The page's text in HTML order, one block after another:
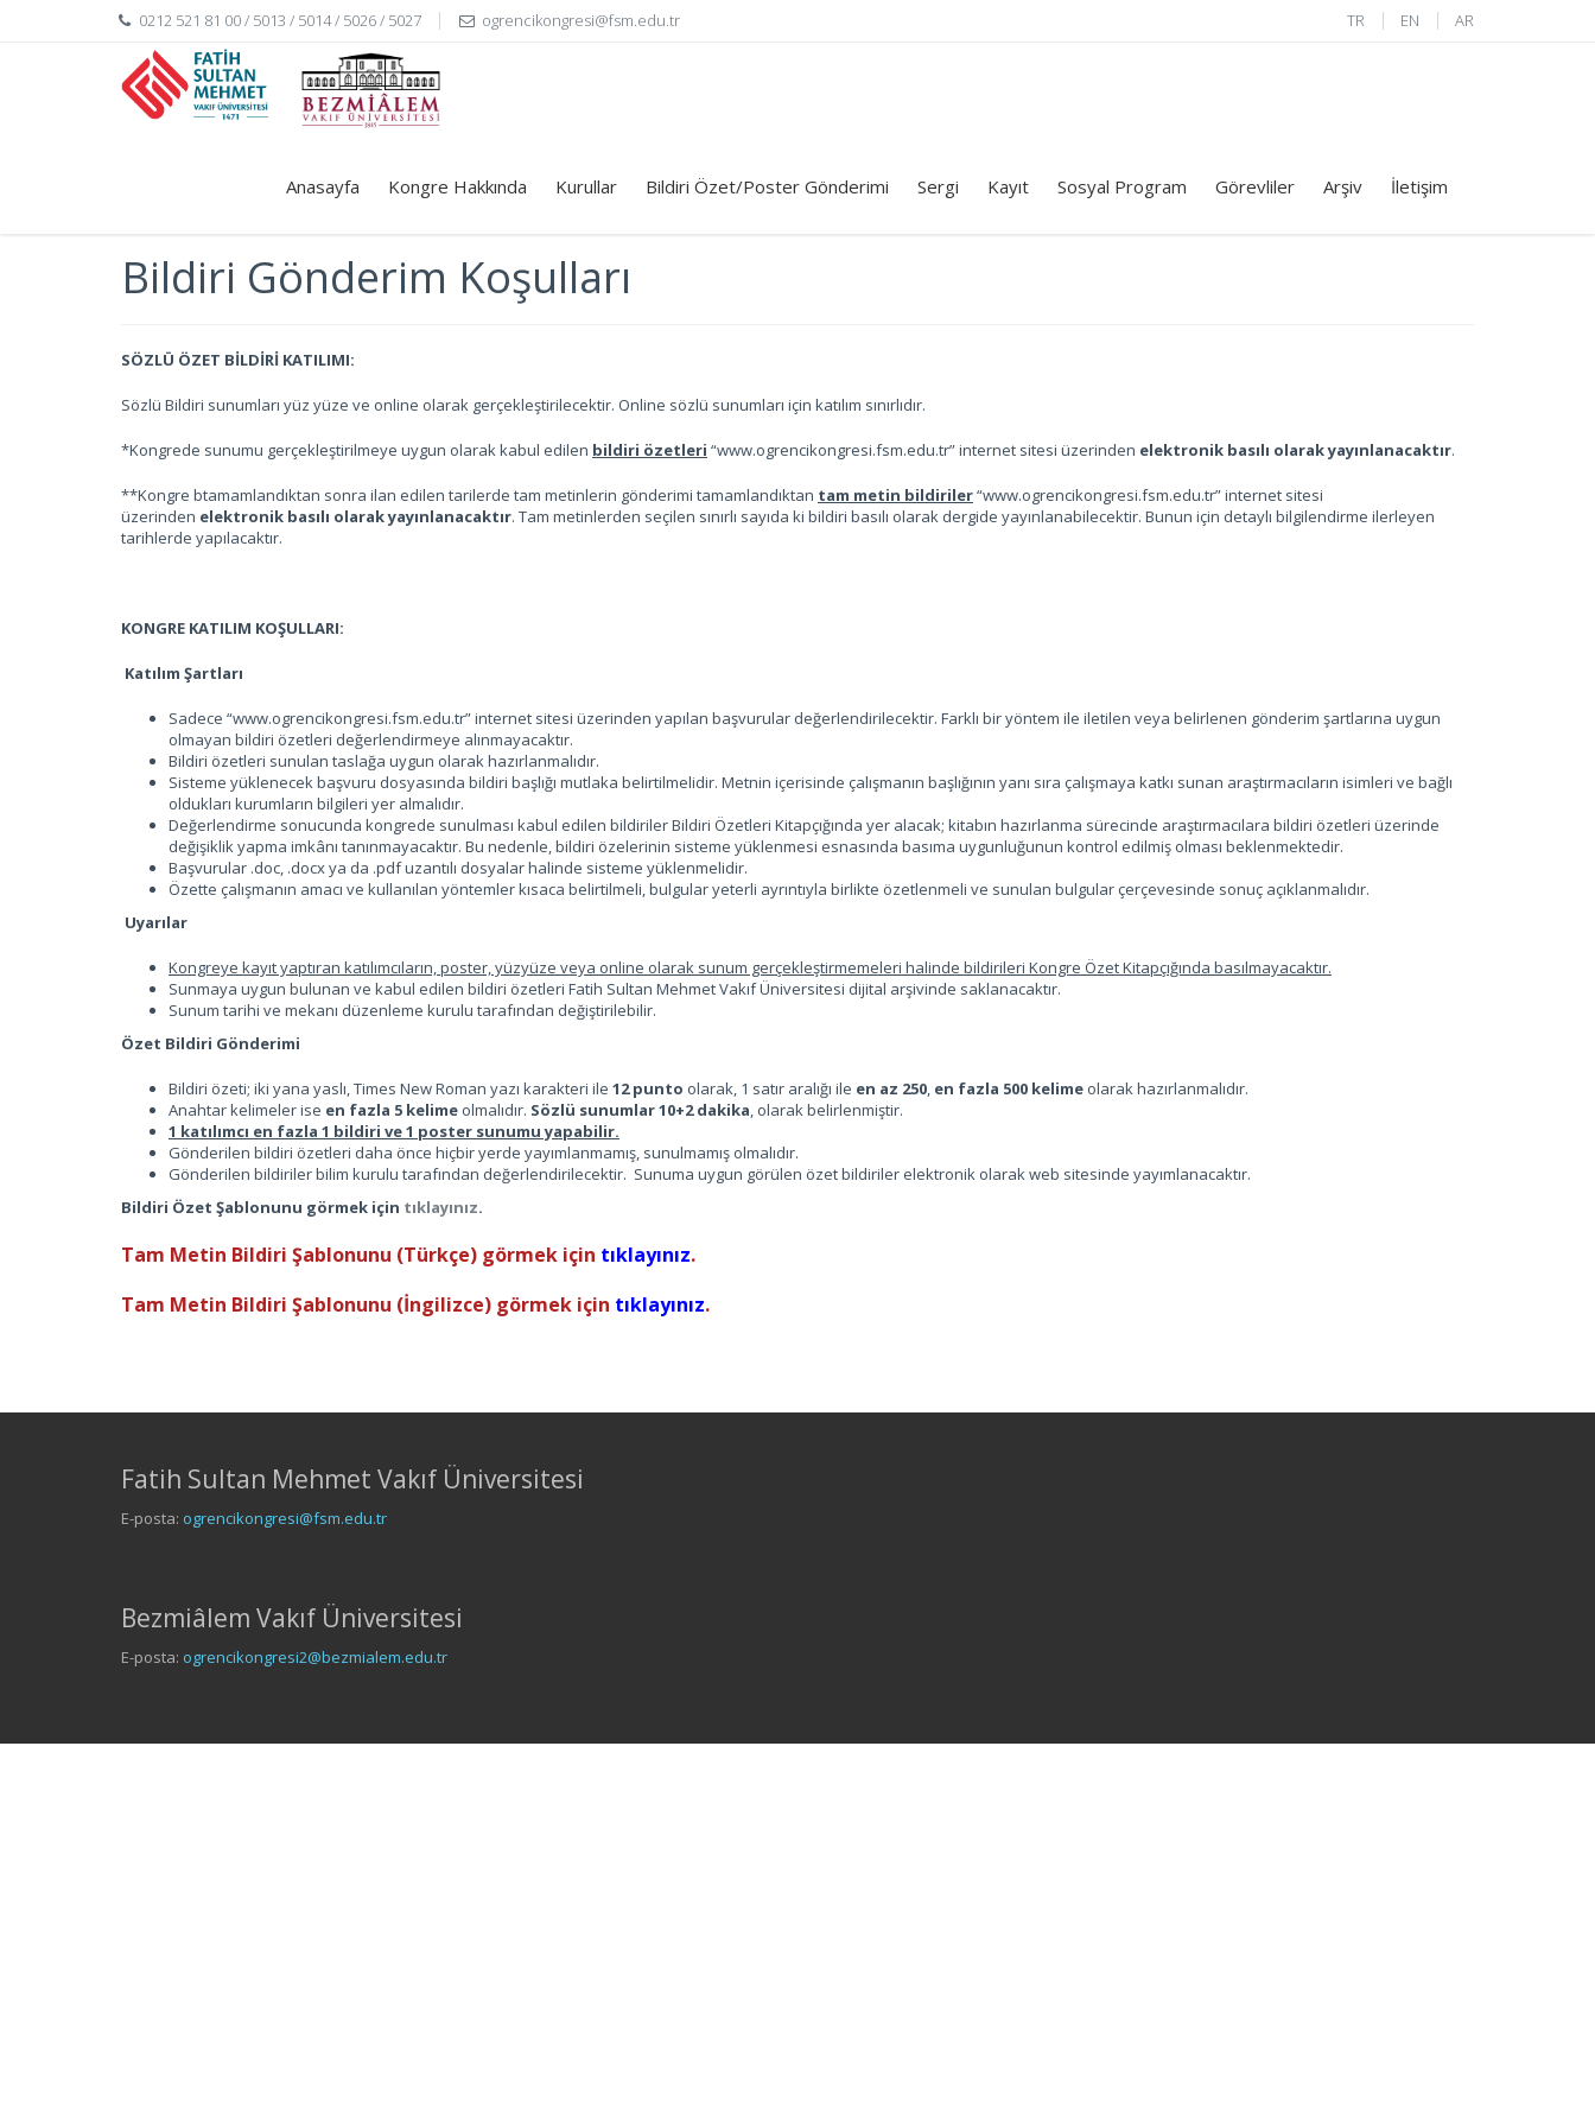
0212 521 81 00 / 5013 / 5014 / 5026 / 5027 ogrencikongresi@fsm.edu.tr TR EN AR
Anasayfa Kongre Hakkında Kurullar Bildiri Özet/Poster Gönderimi Sergi Kayıt Sosyal Program Görevliler Arşiv İletişim
Bildiri Gönderim Koşulları
SÖZLÜ ÖZET BİLDİRİ KATILIMI:
Sözlü Bildiri sunumları yüz yüze ve online olarak gerçekleştirilecektir. Online sözlü sunumları için katılım sınırlıdır.
*Kongrede sunumu gerçekleştirilmeye uygun olarak kabul edilen bildiri özetleri “www.ogrencikongresi.fsm.edu.tr” internet sitesi üzerinden elektronik basılı olarak yayınlanacaktır.
**Kongre btamamlandıktan sonra ilan edilen tarilerde tam metinlerin gönderimi tamamlandıktan tam metin bildiriler“www.ogrencikongresi.fsm.edu.tr” internet sitesi
üzerinden elektronik basılı olarak yayınlanacaktır. Tam metinlerden seçilen sınırlı sayıda ki bildiri basılı olarak dergide yayınlanabilecektir. Bunun için detaylı bilgilendirme ilerleyen
tarihlerde yapılacaktır.
KONGRE KATILIM KOŞULLARI:
Katılım Şartları
Sadece “www.ogrencikongresi.fsm.edu.tr” internet sitesi üzerinden yapılan başvurular değerlendirilecektir. Farklı bir yöntem ile iletilen veya belirlenen gönderim şartlarına uygun
olmayan bildiri özetleri değerlendirmeye alınmayacaktır.
Bildiri özetleri sunulan taslağa uygun olarak hazırlanmalıdır.
Sisteme yüklenecek başvuru dosyasında bildiri başlığı mutlaka belirtilmelidir. Metnin içerisinde çalışmanın başlığının yanı sıra çalışmaya katkı sunan araştırmacıların isimleri ve bağlı
oldukları kurumların bilgileri yer almalıdır.
Değerlendirme sonucunda kongrede sunulması kabul edilen bildiriler Bildiri Özetleri Kitapçığında yer alacak; kitabın hazırlanma sürecinde araştırmacılara bildiri özetleri üzerinde
değişiklik yapma imkânı tanınmayacaktır. Bu nedenle, bildiri özelerinin sisteme yüklenmesi esnasında basıma uygunluğunun kontrol edilmiş olması beklenmektedir.
Başvurular .doc, .docx ya da .pdf uzantılı dosyalar halinde sisteme yüklenmelidir.
Özette çalışmanın amacı ve kullanılan yöntemler kısaca belirtilmeli, bulgular yeterli ayrıntıyla birlikte özetlenmeli ve sunulan bulgular çerçevesinde sonuç açıklanmalıdır.
Uyarılar
Kongreye kayıt yaptıran katılımcıların, poster, yüzyüze veya online olarak sunum gerçekleştirmemeleri halinde bildirileri Kongre Özet Kitapçığında basılmayacaktır.
Sunmaya uygun bulunan ve kabul edilen bildiri özetleri Fatih Sultan Mehmet Vakıf Üniversitesi dijital arşivinde saklanacaktır.
Sunum tarihi ve mekanı düzenleme kurulu tarafından değiştirilebilir.
Özet Bildiri Gönderimi
Bildiri özeti; iki yana yaslı, Times New Roman yazı karakteri ile 12 punto olarak, 1 satır aralığı ile en az 250, en fazla 500 kelime olarak hazırlanmalıdır.
Anahtar kelimeler ise en fazla 5 kelime olmalıdır. Sözlü sunumlar 10+2 dakika, olarak belirlenmiştir.
1 katılımcı en fazla 1 bildiri ve 1 poster sunumu yapabilir.
Gönderilen bildiri özetleri daha önce hiçbir yerde yayımlanmamış, sunulmamış olmalıdır.
Gönderilen bildiriler bilim kurulu tarafından değerlendirilecektir. Sunuma uygun görülen özet bildiriler elektronik olarak web sitesinde yayımlanacaktır.
Bildiri Özet Şablonunu görmek için tıklayınız.
Tam Metin Bildiri Şablonunu (Türkçe) görmek için tıklayınız.
Tam Metin Bildiri Şablonunu (İngilizce) görmek için tıklayınız.
Fatih Sultan Mehmet Vakıf Üniversitesi
E-posta: ogrencikongresi@fsm.edu.tr
Bezmiâlem Vakıf Üniversitesi
E-posta: ogrencikongresi2@bezmialem.edu.tr